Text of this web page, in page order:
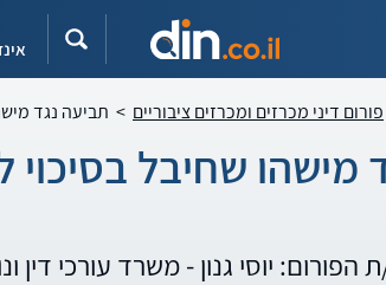
פורום דיני מכרזים ומכרזים ציבוריים > תביעה נגד
מישהו שחיבל בסיכוי
יוסי גנון - משרד עורכי דין